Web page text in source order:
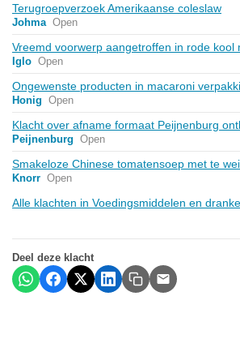
Terugroepverzoek Amerikaanse coleslaw
Johma Open
Vreemd voorwerp aangetroffen in rode kool
Iglo Open
Ongewenste producten in macaroni
Honig Open
Klacht over afname formaat Peijnenburg
Peijnenburg Open
Smakeloze Chinese tomatensoep met te
Knorr Open
Alle klachten in Voedingsmiddelen en
Deel deze klacht